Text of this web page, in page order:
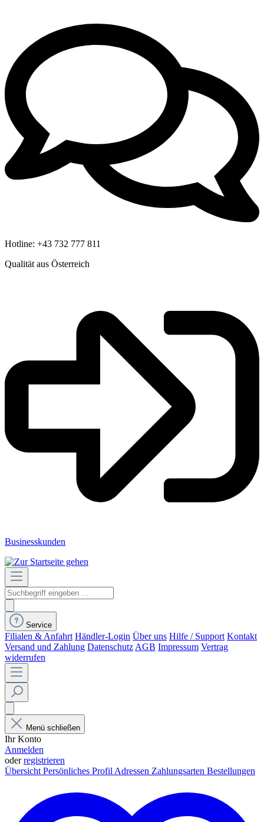
Hotline: +43 732 777 811
Qualität aus Österreich
Businesskunden
Service
Filialen & Anfahrt Händler-Login Über uns Hilfe / Support Kontakt
Versand und Zahlung Datenschutz AGB Impressum Vertrag
widerrufen
Menü schließen
Ihr Konto
Anmelden
oderregistrieren
Übersicht Persönliches Profil Adressen Zahlungsarten Bestellungen